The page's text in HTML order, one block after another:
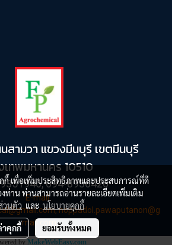
สามวา แขวงมีนบุรี เขตมีนบุรี
เทพมหานคร 10510
094-8936426
E-mail :
noppadol.pawaputanon@g
mail.com
by MakeWebEasy.com
กกี้ เพื่อเพิ่มประสิทธิภาพและประสบการณ์ที่ดี
งท่าน ท่านสามารถอ่านรายละเอียดเพิ่มเติม
วนตัว และ นโยบายคุกกี้
าคุกกี้ ยอมรับทั้งหมด